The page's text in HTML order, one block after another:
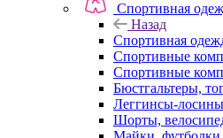
Спортивная
Назад
Спортивная
Спортивные
Спортивные
Бюстгальтеры,
Леггинсы-лосины
Шорты,